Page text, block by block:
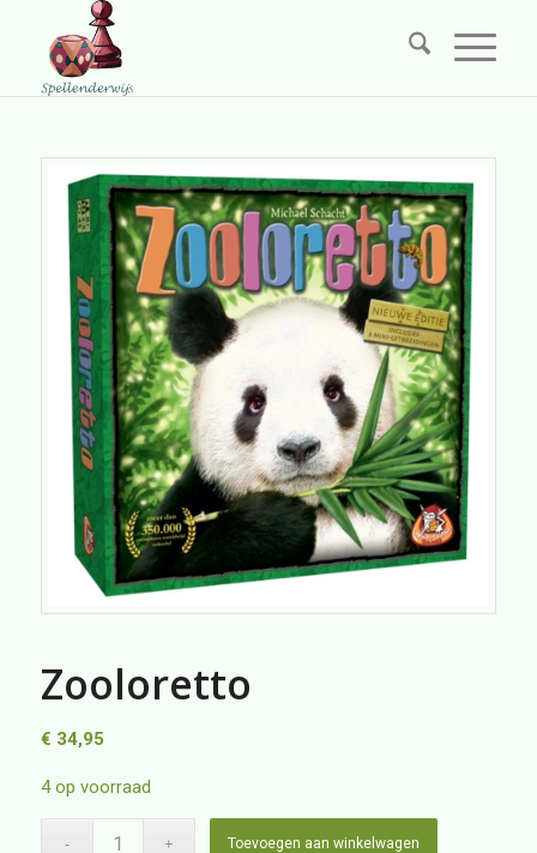
Zooloretto
€ 34,95
4 op voorraad
Toevoegen aan winkelwagen